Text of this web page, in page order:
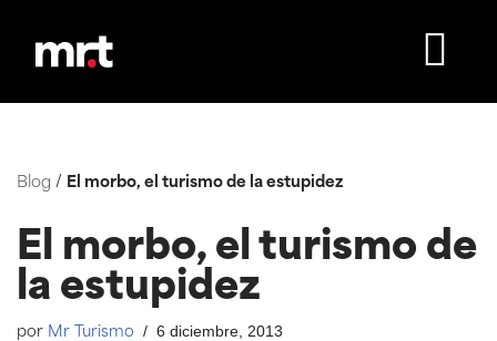
Saltar
Blog / El morbo, el turismo de la estupidez
El morbo, el turismo de
la estupidez
por Mr Turismo 6 diciembre, 2013